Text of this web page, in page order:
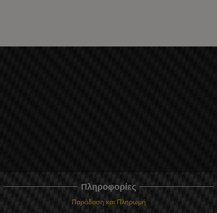
Πληροφορίες
Παράδοση και Πληρωμή